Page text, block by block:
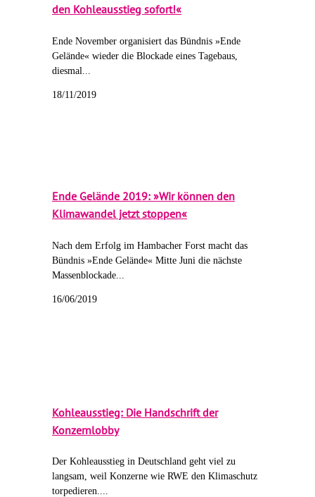
den Kohleausstieg sofort!«
Ende November organisiert das Bündnis »Ende
Gelände« wieder die Blockade eines Tagebaus,
diesmal...
18/11/2019
Ende Gelände 2019: »Wir können den
Klimawandel jetzt stoppen«
Nach dem Erfolg im Hambacher Forst macht das
Bündnis »Ende Gelände« Mitte Juni die nächste
Massenblockade...
16/06/2019
Kohleausstieg: Die Handschrift der
Konzernlobby
Der Kohleausstieg in Deutschland geht viel zu
langsam, weil Konzerne wie RWE den Klimaschutz
torpedieren....